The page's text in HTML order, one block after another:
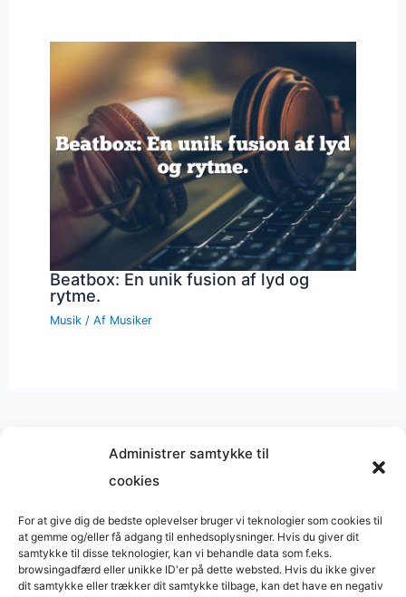
Administrer samtykke til
cookies
For at give dig de bedste oplevelser bruger vi teknologier som cookies til
at gemme og/eller få adgang til enhedsoplysninger. Hvis du giver dit
samtykke til disse teknologier, kan vi behandle data som f.eks.
browsingadfærd eller unikke ID'er på dette websted. Hvis du ikke giver
dit samtykke eller trækker dit samtykke tilbage, kan det have en negativ
Beatbox: En unik fusion af lyd og
rytme.
Musik / Af Musiker
Musik på
Copyright © 2026 BasimWorld
Udviklet afWebbureau.dk
Bygget medWordPress